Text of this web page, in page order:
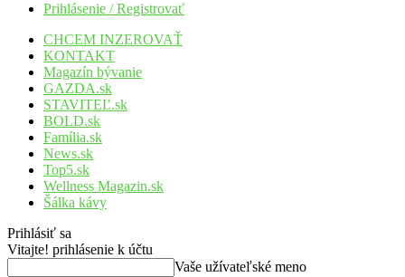
Prihlásenie / Registrovať
CHCEM INZEROVAŤ
KONTAKT
Magazín bývanie
GAZDA.sk
STAVITEĽ.sk
BOLD.sk
Família.sk
News.sk
Top5.sk
Wellness Magazin.sk
Šálka kávy
Prihlásiť sa
Vitajte! prihlásenie k účtu
Vaše užívateľské meno